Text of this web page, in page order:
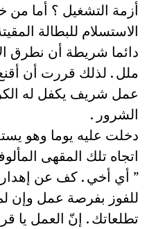
أزمة التشغيل ؟ أما من
الاستسلام للبطالة
دائما شريطة أن نطرق
ملل . لذلك قررت أن
عمل شريف يكفل له
الشرور .
دخلت عليه يوما وهو
اتجاه تلك المقهى
” أي أخي . كف عن إهدار
للفوز بفرصة عمل وإن
تطلعاتك . إنّ العمل يا